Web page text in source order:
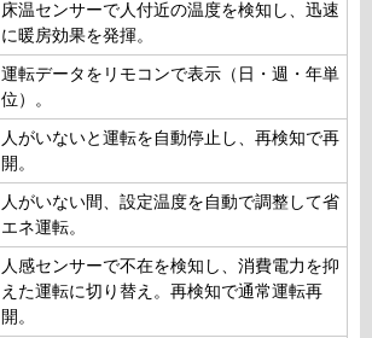
床温センサーで人付近の温度を検知し、迅速
に暖房効果を発揮。
運転データをリモコンで表示（日・週・年単
位）。
人がいないと運転を自動停止し、再検知で再
開。
人がいない間、設定温度を自動で調整して省
エネ運転。
人感センサーで不在を検知し、消費電力を抑
えた運転に切り替え。再検知で通常運転再
開。